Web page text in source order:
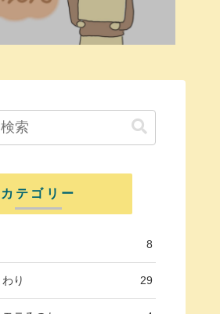
カテゴリー
8
り 29